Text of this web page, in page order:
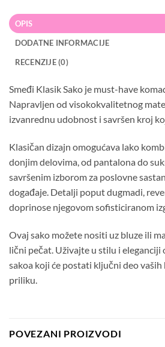
OPIS
DODATNE INFORMACIJE
RECENZIJE (0)
Smeđi Klasik Sako je must-have
Napravljen od visokokvalitetnog
izvanrednu udobnost i savršen kroj
Klasičan dizajn omogućava lako
donjim delovima, od pantalona do
savršenim izborom za poslovne
događaje. Detalji poput dugmadi,
doprinose njegovom sofisticiranom
Ovaj sako možete nositi uz bluze ili
lični pečat. Uživajte u stilu i eleganciji
sakoa koji će postati ključni deo vaših
priliku.
POVEZANI PROIZVODI